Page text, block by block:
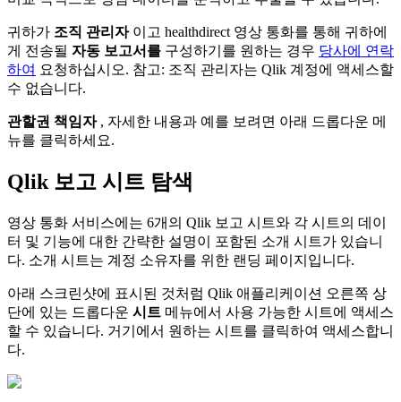
귀 하가 조직 관리 자 이 고 healthdirect 영상 통화를 통해 귀 하에
게 전 송될 자동 보고서 를 구성하기 를 원하는 경우 당사에 연 락
하여 요청하십시 오. 참고: 조직 관리 자는 Qlik 계 정에 액세 스할
수 없습니 다.
관할권 책임자 , 자세 한 내 용과 예 를 보 려 면 아래 드롭다운 메
뉴를 클릭하세 요.
Qlik 보고 시 트 탐색
영상 통화 서 비 스에 는 6개 의 Qlik 보 고 시 트와 각 시 트의 데 이
터 및 기 능에 대 한 간략한 설명이 포함된 소개 시 트가 있습니
다. 소개 시 트는 계 정 소유자를 위 한 랜 딩 페 이 지 입니 다.
아래 스크 린샷에 표시 된 것처 럼 Qlik 애 플리 케 이 션 오른쪽 상
단에 있는 드롭다운 시 트 메 뉴에 서 사용 가능한 시 트에 액세 스
할 수 있습니 다. 거 기 에 서 원하는 시 트를 클릭하여 액세 스합니
다.